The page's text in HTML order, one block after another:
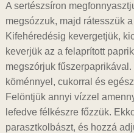
A sertészsíron
megsózzuk, majd rátesszük
Kifehéredésig kevergetjük,
keverjük az a felaprított
megszórjuk
köménnyel, cukorral és
Felöntjük annyi vízzel
lefedve félkészre főzzük.
parasztkolbászt, és hozzá